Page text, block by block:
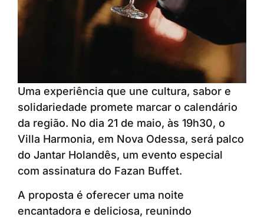
Uma experiência que une cultura, sabor e
solidariedade promete marcar o calendário
da região. No dia 21 de maio, às 19h30, o
Villa Harmonia, em Nova Odessa, será palco
do Jantar Holandês, um evento especial
com assinatura do Fazan Buffet.
A proposta é oferecer uma noite
encantadora e deliciosa, reunindo